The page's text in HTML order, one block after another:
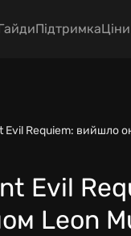
ПідтримкаЦіни
Evil Requiem: вийшло
Evil
Leon